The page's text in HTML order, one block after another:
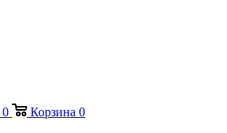
0 Корзина 0